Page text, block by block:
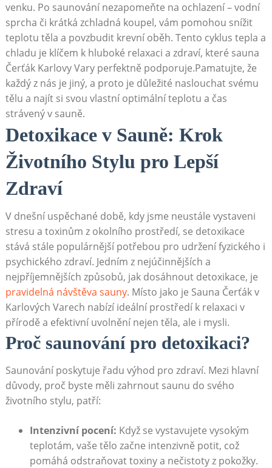
venku. Po ‌saunování nezapomeňte na ochlazení – vodní
sprcha či krátká zchladná ⁢koupel, vám pomohou snížit​
teplotu těla ⁤a povzbudit krevní oběh. Tento cyklus tepla a
chladu je klíčem ​k hluboké ⁣relaxaci ⁣a zdraví, které sauna
Čerťák Karlovy Vary perfektně‌ podporuje.Pamatujte, že
každý z ‍nás je jiný, a proto⁤ je důležité naslouchat‍ svému
tělu⁣ a najít si ⁢svou vlastní optimální teplotu a čas
strávený v sauně.
Detoxikace v Sauně: Krok⁢
Životního Stylu pro Lepší
Zdraví
V dnešní uspěchané době, kdy jsme neustále vystaveni
stresu ‍a toxinům z okolního prostředí, se detoxikace⁣
stává stále populárnější potřebou pro udržení fyzického i
psychického zdraví. Jedním z nejúčinnějších a
nejpříjemnějších způsobů, jak​ dosáhnout‌ detoxikace, je
pravidelná návštěva sauny. Místo jako ⁤je Sauna Čerťák v
Karlových Varech nabízí ideální prostředí k relaxaci v
přírodě‌ a efektivní⁢ uvolnění ⁤nejen těla, ale i mysli.
Proč​ saunování pro detoxikaci?
Saunování poskytuje ​řadu výhod pro ‍zdraví. Mezi hlavní
důvody, proč byste měli zahrnout​ saunu⁢ do svého
životního stylu, patří:
Intenzivní pocení: ⁢Když se vystavujete vysokým
⁣teplotám, vaše tělo začne intenzivně potit, což
pomáhá odstraňovat⁣ toxiny a nečistoty z pokožky.